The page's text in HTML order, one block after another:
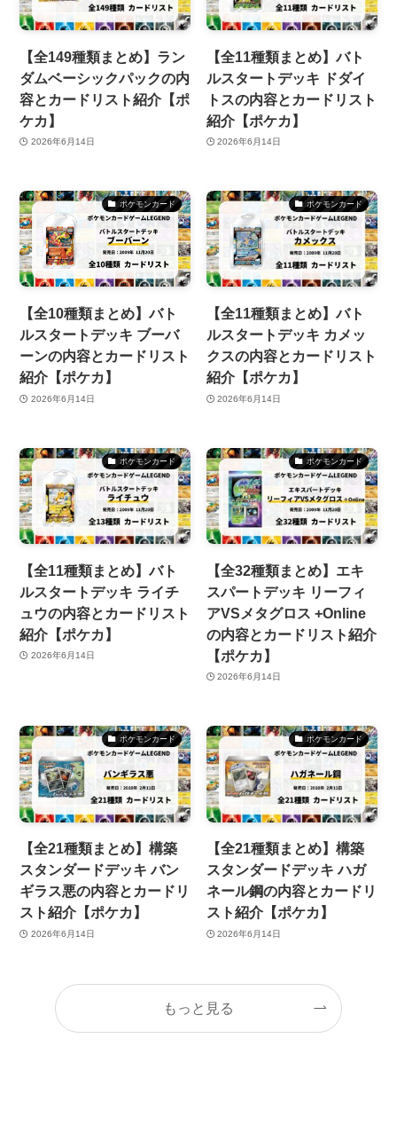
【全149種類まとめ】ラン
ダムベーシックパックの内
容とカードリスト紹介【ポ
ケカ】
2026年6月14日
【全11種類まとめ】バト
ルスタートデッキ ドダイ
トスの内容とカードリスト
紹介【ポケカ】
2026年6月14日
ポケモンカード
【全10種類まとめ】バト
ルスタートデッキ ブーバ
ーンの内容とカードリスト
紹介【ポケカ】
2026年6月14日
ポケモンカード
【全11種類まとめ】バト
ルスタートデッキ カメッ
クスの内容とカードリスト
紹介【ポケカ】
2026年6月14日
ポケモンカード
【全11種類まとめ】バト
ルスタートデッキ ライチ
ュウの内容とカードリスト
紹介【ポケカ】
2026年6月14日
ポケモンカード
【全32種類まとめ】エキ
スパートデッキ リーフィ
アVSメタグロス +Online
の内容とカードリスト紹介
【ポケカ】
2026年6月14日
ポケモンカード
【全21種類まとめ】構築
スタンダードデッキ バン
ギラス悪の内容とカードリ
スト紹介【ポケカ】
2026年6月14日
ポケモンカード
【全21種類まとめ】構築
スタンダードデッキ ハガ
ネール鋼の内容とカードリ
スト紹介【ポケカ】
2026年6月14日
もっと見る